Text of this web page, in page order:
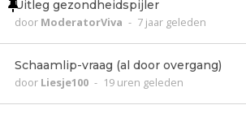
Uitleg gezondheidspijler
door ModeratorViva - 7 jaar geleden
Schaamlip-vraag (al door overgang)
door Liesje100 - 19 uren geleden